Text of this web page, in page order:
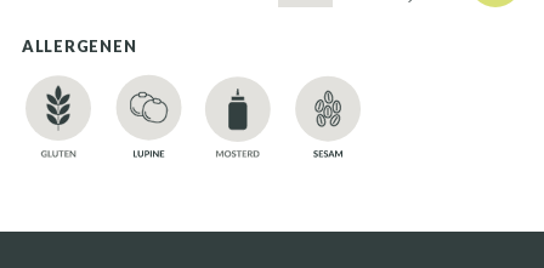
ALLERGENEN